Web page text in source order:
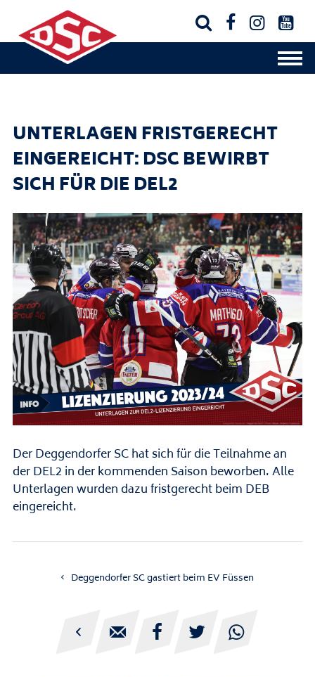
   
UNTERLAGEN FRISTGERECHT
EINGEREICHT: DSC BEWIRBT
SICH FÜR DIE DEL2
Der Deggendorfer SC hat sich für die Teilnahme an
der DEL2 in der kommenden Saison beworben. Alle
Unterlagen wurden dazu fristgerecht beim DEB
eingereicht.
Deggendorfer SC gastiert beim EV Füssen
    